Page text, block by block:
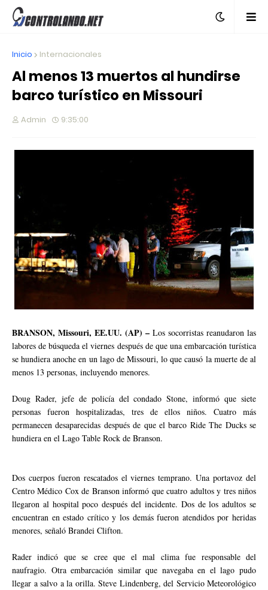
Inicio Internacionales
Al menos 13 muertos al hundirse
barco turístico en Missouri
Admin 9:35:00
BRANSON, Missouri, EE.UU. (AP) – Los socorristas reanudaron las
labores de búsqueda el viernes después de que una embarcación turística
se hundiera anoche en un lago de Missouri, lo que causó la muerte de al
menos 13 personas, incluyendo menores.
Doug Rader, jefe de policía del condado Stone, informó que siete
personas fueron hospitalizadas, tres de ellos niños. Cuatro más
permanecen desaparecidas después de que el barco Ride The Ducks se
hundiera en el Lago Table Rock de Branson.
Dos cuerpos fueron rescatados el viernes temprano. Una portavoz del
Centro Médico Cox de Branson informó que cuatro adultos y tres niños
llegaron al hospital poco después del incidente. Dos de los adultos se
encuentran en estado crítico y los demás fueron atendidos por heridas
menores, señaló Brandei Clifton.
Rader indicó que se cree que el mal clima fue responsable del
naufragio. Otra embarcación similar que navegaba en el lago pudo
llegar a salvo a la orilla. Steve Lindenberg, del Servicio Meteorológico